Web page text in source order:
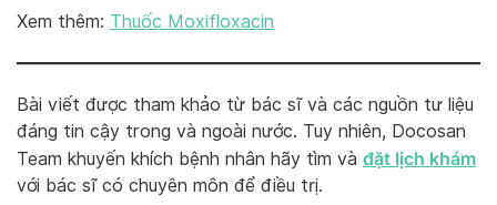
Xem thêm: Thuốc Moxifloxacin
Bài viết được tham khảo từ bác sĩ và các nguồn tư liệu
đáng tin cậy trong và ngoài nước. Tuy nhiên, Docosan
Team khuyến khích bệnh nhân hãy tìm và đặt lịch khám
với bác sĩ có chuyên môn để điều trị.